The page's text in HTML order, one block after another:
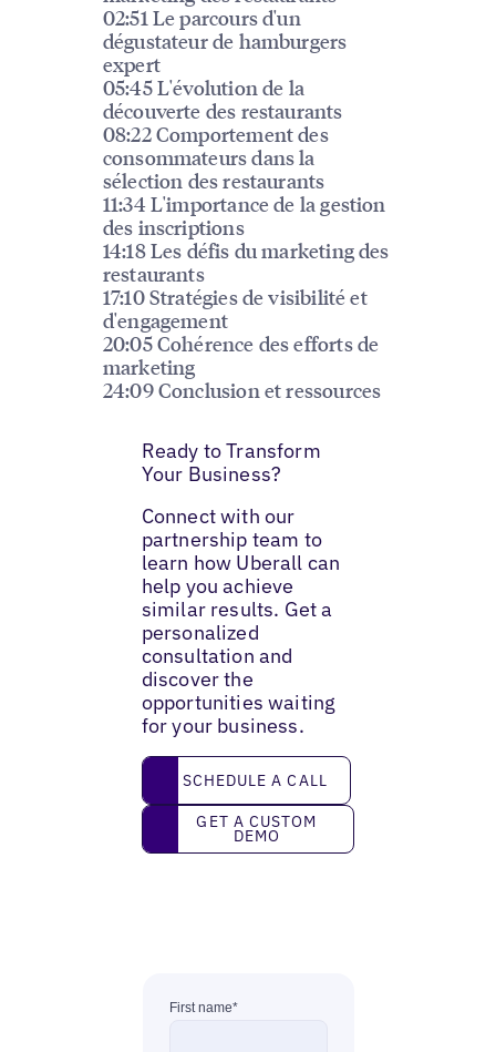
02:51 Le parcours d'un
dégustateur de hamburgers
expert
05:45 L'évolution de la
découverte des restaurants
08:22 Comportement des
consommateurs dans la
sélection des restaurants
11:34 L'importance de la gestion
des inscriptions
14:18 Les défis du marketing des
restaurants
17:10 Stratégies de visibilité et
d'engagement
20:05 Cohérence des efforts de
marketing
24:09 Conclusion et ressources
Ready to Transform
Your Business?
Connect with our
partnership team to
learn how Uberall can
help you achieve
similar results. Get a
personalized
consultation and
discover the
opportunities waiting
for your business.
Schedule a call
SCHEDULE A CALL
Get a custom demo
GET A CUSTOM
DEMO